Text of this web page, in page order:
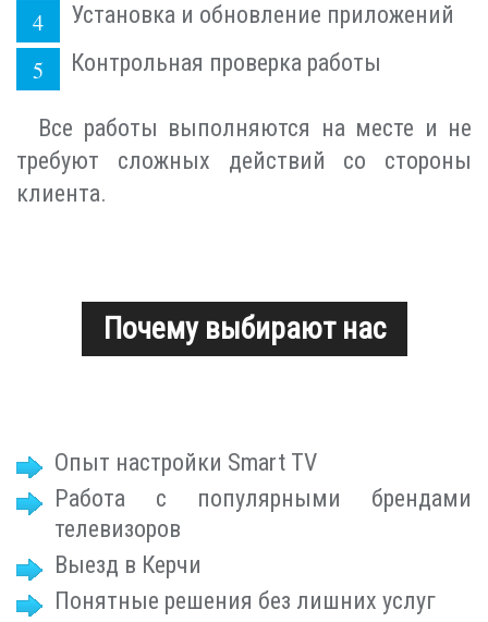
Установка и обновление приложений
Контрольная проверка работы
Все работы выполняются на месте и не
требуют сложных действий со стороны
клиента.
Почему выбирают нас
Опыт настройки Smart TV
Работа с популярными брендами
телевизоров
Выезд в Керчи
Понятные решения без лишних услуг